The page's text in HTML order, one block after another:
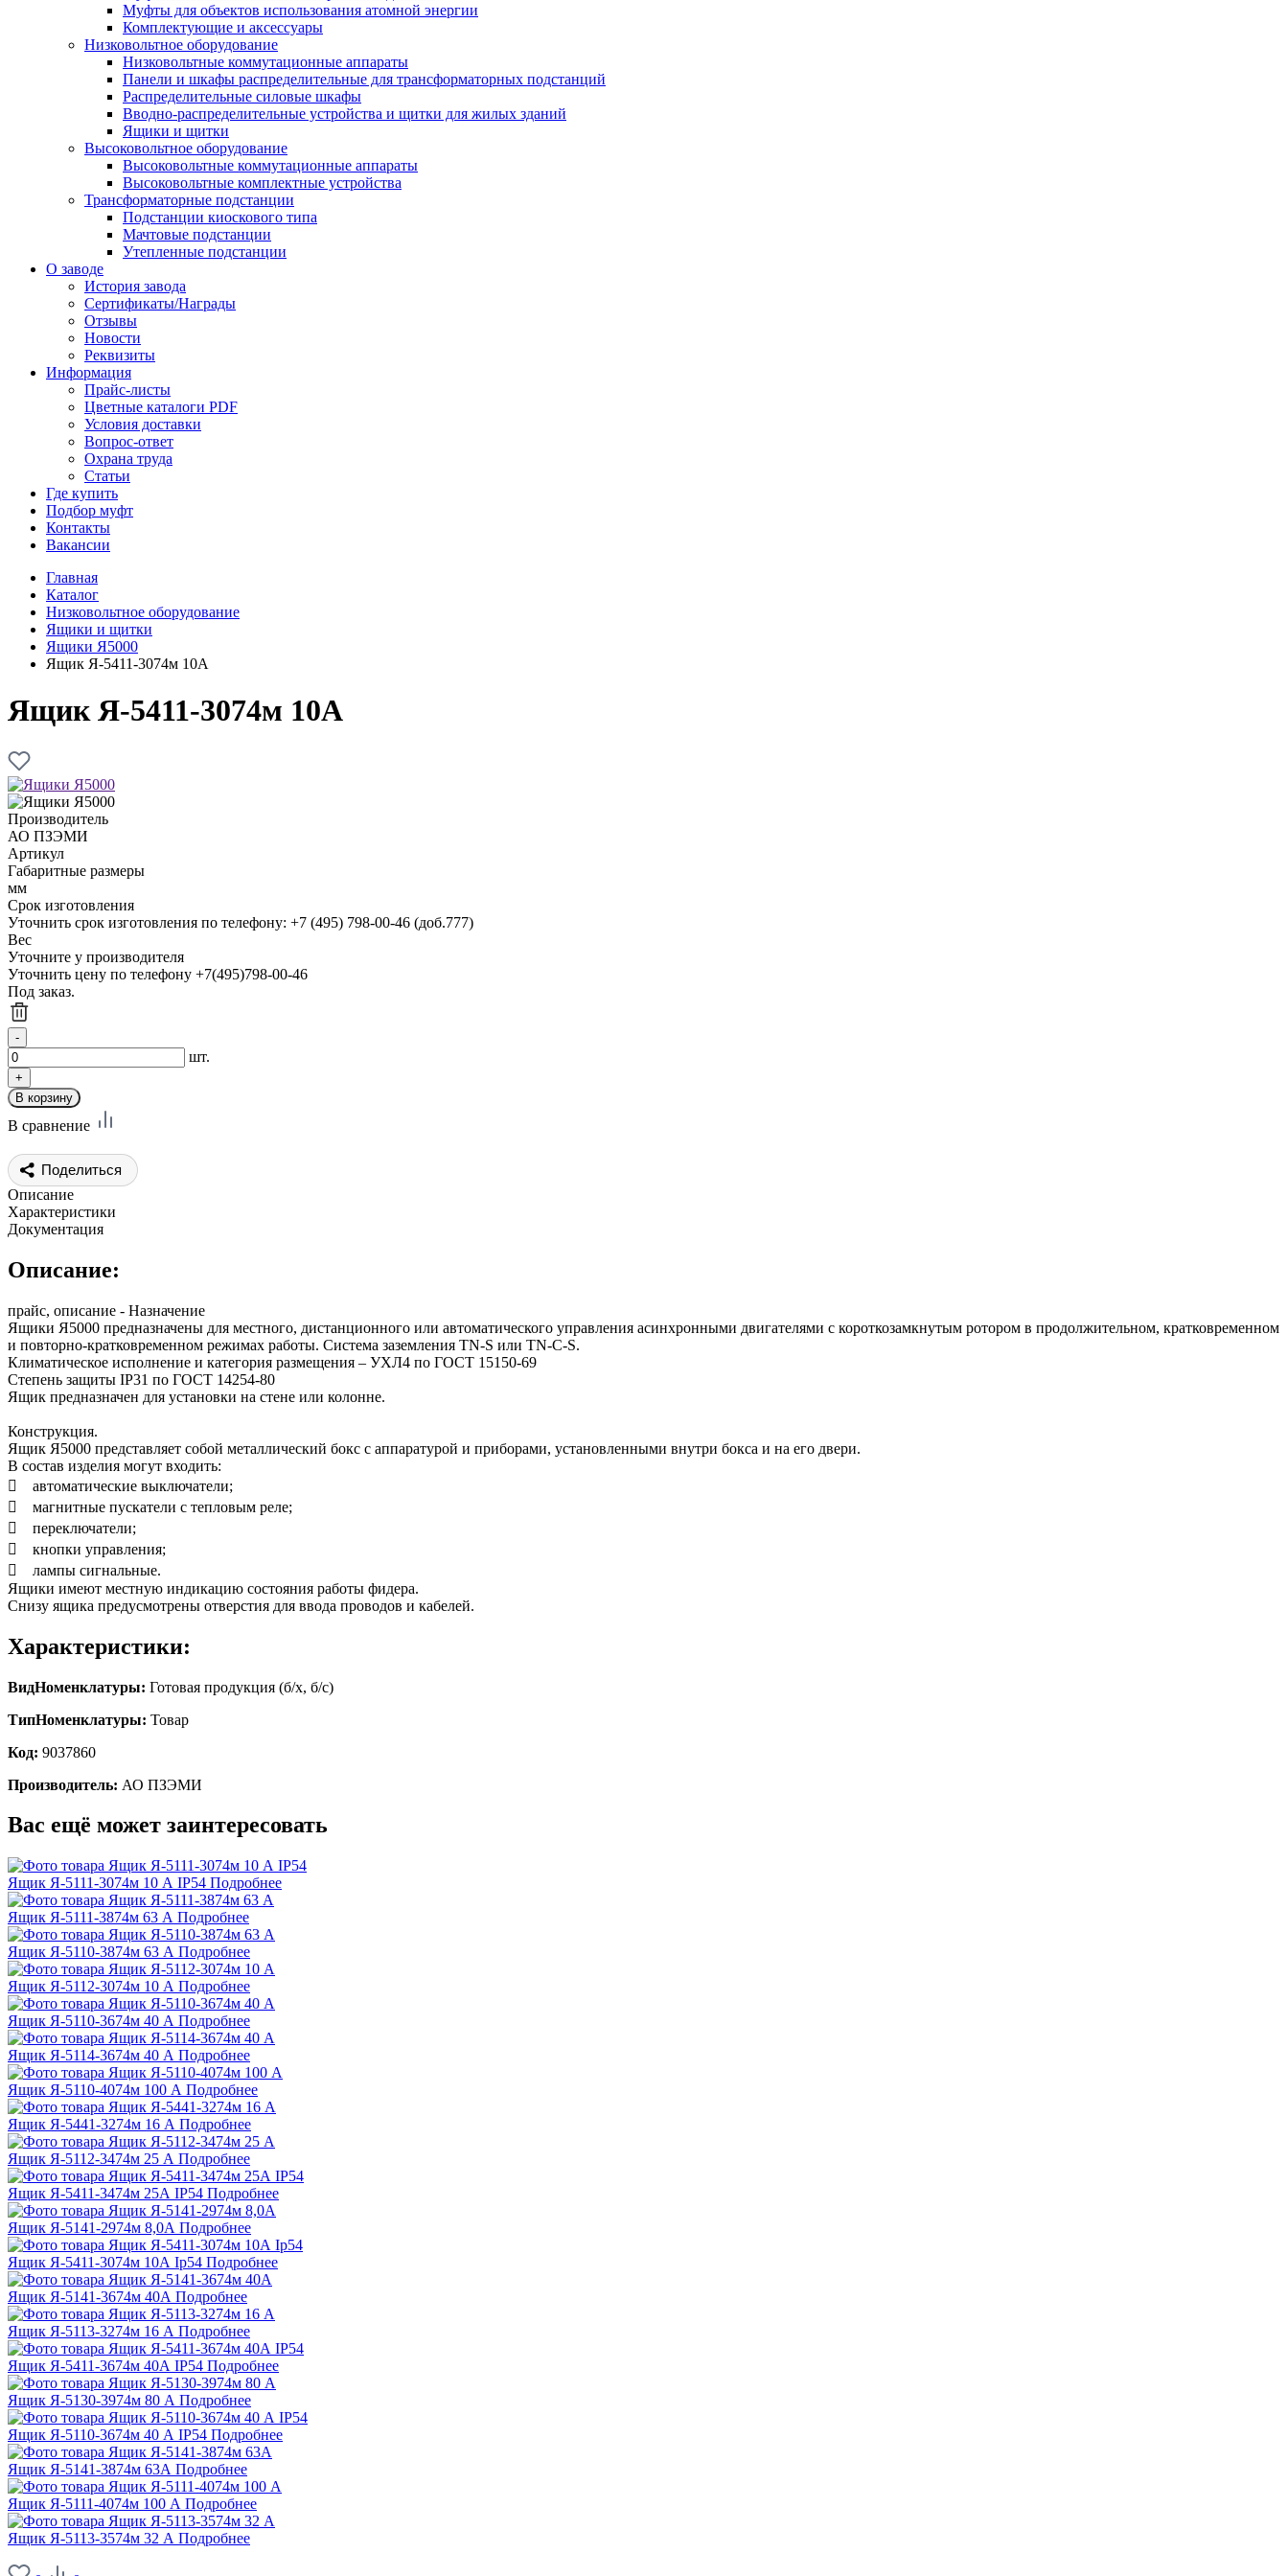
Муфты для объектов использования атомной энергии
Комплектующие и аксессуары
Низковольтное оборудование
Низковольтные коммутационные аппараты
Панели и шкафы распределительные для трансформаторных подстанций
Распределительные силовые шкафы
Вводно-распределительные устройства и щитки для жилых зданий
Ящики и щитки
Высоковольтное оборудование
Высоковольтные коммутационные аппараты
Высоковольтные комплектные устройства
Трансформаторные подстанции
Подстанции киоскового типа
Мачтовые подстанции
Утепленные подстанции
О заводе
История завода
Сертификаты/Награды
Отзывы
Новости
Реквизиты
Информация
Прайс-листы
Цветные каталоги PDF
Условия доставки
Вопрос-ответ
Охрана труда
Статьи
Где купить
Подбор муфт
Контакты
Вакансии
Главная
Каталог
Низковольтное оборудование
Ящики и щитки
Ящики Я5000
Ящик Я-5411-3074м 10А
Ящик Я-5411-3074м 10А
Производитель
АО ПЗЭМИ
Артикул
Габаритные размеры
мм
Срок изготовления
Уточнить срок изготовления по телефону: +7 (495) 798-00-46 (доб.777)
Вес
Уточните у производителя
Уточнить цену по телефону +7(495)798-00-46
Под заказ.
шт.
В сравнение
Поделиться
Описание
Характеристики
Документация
Описание:
прайс, описание - Назначение
Ящики Я5000 предназначены для местного, дистанционного или автоматического управления асинхронными двигателями с короткозамкнутым ротором в продолжительном, кратковременном
и повторно-кратковременном режимах работы. Система заземления TN-S или TN-C-S.
Климатическое исполнение и категория размещения – УХЛ4 по ГОСТ 15150-69
Степень защиты IP31 по ГОСТ 14254-80
Ящик предназначен для установки на стене или колонне.
Конструкция.
Ящик Я5000 представляет собой металлический бокс с аппаратурой и приборами, установленными внутри бокса и на его двери.
В состав изделия могут входить:
 автоматические выключатели;
 магнитные пускатели с тепловым реле;
 переключатели;
 кнопки управления;
 лампы сигнальные.
Ящики имеют местную индикацию состояния работы фидера.
Снизу ящика предусмотрены отверстия для ввода проводов и кабелей.
Характеристики:
ВидНоменклатуры: Готовая продукция (б/х, б/с)
ТипНоменклатуры: Товар
Код: 9037860
Производитель: АО ПЗЭМИ
Вас ещё может заинтересовать
Ящик Я-5111-3074м 10 А IP54 Подробнее
Ящик Я-5111-3874м 63 А Подробнее
Ящик Я-5110-3874м 63 А Подробнее
Ящик Я-5112-3074м 10 А Подробнее
Ящик Я-5110-3674м 40 А Подробнее
Ящик Я-5114-3674м 40 А Подробнее
Ящик Я-5110-4074м 100 А Подробнее
Ящик Я-5441-3274м 16 А Подробнее
Ящик Я-5112-3474м 25 А Подробнее
Ящик Я-5411-3474м 25А IP54 Подробнее
Ящик Я-5141-2974м 8,0А Подробнее
Ящик Я-5411-3074м 10А Ip54 Подробнее
Ящик Я-5141-3674м 40А Подробнее
Ящик Я-5113-3274м 16 А Подробнее
Ящик Я-5411-3674м 40А IP54 Подробнее
Ящик Я-5130-3974м 80 А Подробнее
Ящик Я-5110-3674м 40 А IP54 Подробнее
Ящик Я-5141-3874м 63А Подробнее
Ящик Я-5111-4074м 100 А Подробнее
Ящик Я-5113-3574м 32 А Подробнее